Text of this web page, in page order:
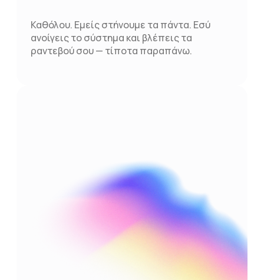
Καθόλου. Εμείς στήνουμε τα πάντα. Εσύ
ανοίγεις το σύστημα και βλέπεις τα
ραντεβού σου — τίποτα παραπάνω.